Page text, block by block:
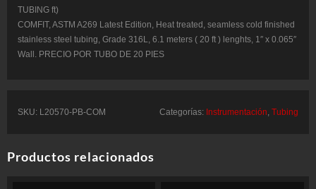
P/N:
L20570-
PB-
COM
cantidad
TUBING ft)
COMFIT, ASTM A269 Latest Edition, Heat treated, seamless cold finished
stainless steel tubing, Grade 316L, 6.1 meters ( 20 ft ) lenghts, 1″ x 0.065″
Wall. PRECIO POR TUBO DE 20 PIES
SKU: L20570-PB-COM Categorías: Instrumentación, Tubing
Productos relacionados